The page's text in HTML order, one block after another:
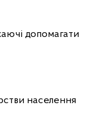
допомагати
населення